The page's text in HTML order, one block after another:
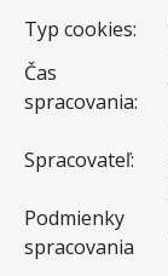
Typ cookies:
Čas
spracovania:
Spracovateľ:
Podmienky
spracovania